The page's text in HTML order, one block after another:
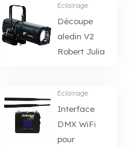
Eclairage
Découpe
aledin V2
Robert Julia
Eclairage
Interface
DMX WiFi
pour